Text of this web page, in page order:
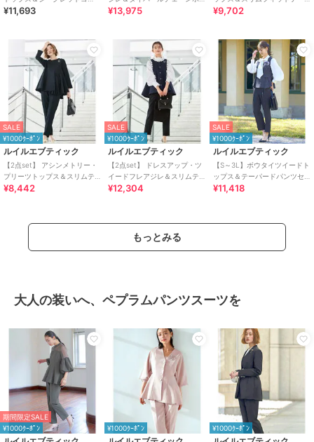
ム・スリムテーパードパンツ
¥11,693
リューム袖ブラウス＆テーパ
¥13,975
パードパンツドレス
¥9,702
SALE
¥1000ｸｰﾎﾟﾝ
ルイルエブティック
【2点set】 アシンメトリー・
プリーツトップス＆スリムテ
ーパードパンツ
¥8,442
SALE
¥1000ｸｰﾎﾟﾝ
ルイルエブティック
【2点set】 ドレスアップ・ツ
イードフレアジレ＆スリムテ
ーパードパンツ
¥12,304
SALE
¥1000ｸｰﾎﾟﾝ
ルイルエブティック
【S～3L】ボウタイツイードト
ップス＆テーパードパンツセ
ットアップ
¥11,418
もっとみる
大人の装いへ、ペプラムパンツスーツを
期間限定SALE
¥1000ｸｰﾎﾟﾝ
¥1000ｸｰﾎﾟﾝ ¥1000ｸｰﾎﾟﾝ